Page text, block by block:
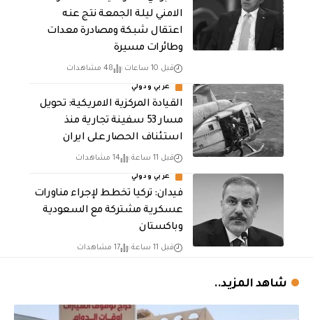
الامني ليلة الجمعة نتج عنه
اعتقال شبكة ومصادرة معدات
وطائرات مسيرة
قبل 10 ساعات 48 مشاهدات
عربي ودولي
القيادة المركزية الامريكية: تحويل
مسار 53 سفينة تجارية منذ
استئناف الحصار على ايران
قبل 11 ساعة 14 مشاهدات
عربي ودولي
فيدان: تركيا تخطط لإجراء مناورات
عسكرية مشتركة مع السعودية
وباكستان
قبل 11 ساعة 17 مشاهدات
شاهد المزيد..